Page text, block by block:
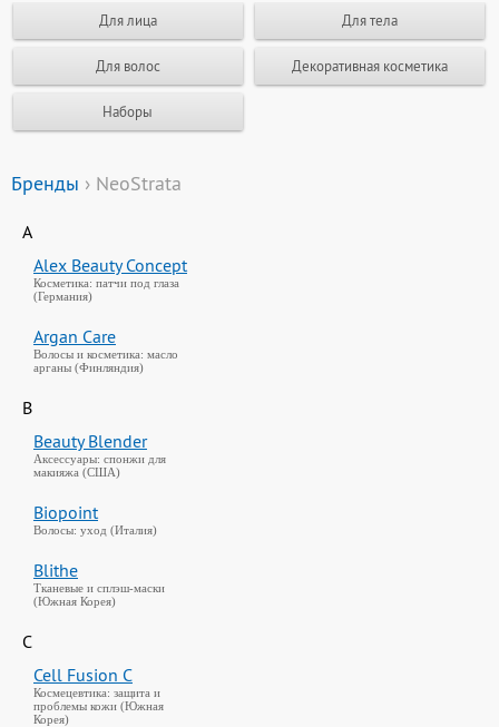
Для лица Для тела
Для волос Декоративная косметика
Наборы
Бренды › NeoStrata
A
Alex Beauty Concept
Косметика: патчи под глаза
(Германия)
Argan Care
Волосы и косметика: масло
арганы (Финляндия)
B
Beauty Blender
Аксессуары: спонжи для
макияжа (США)
Biopoint
Волосы: уход (Италия)
Blithe
Тканевые и сплэш-маски
(Южная Корея)
C
Cell Fusion C
Космецевтика: защита и
проблемы кожи (Южная
Корея)